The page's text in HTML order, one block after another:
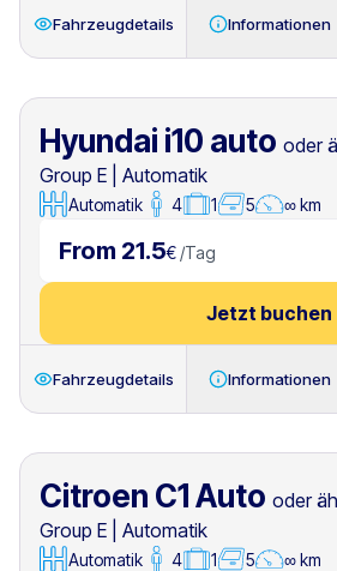
Fahrzeugdetails Informationen
Hyundai i10 auto oder
Group E
Automatik
Automatik 4 1 5 ∞ km
From 21.5€ /Tag
Jetzt buchen
Fahrzeugdetails Informationen
Citroen C1 Auto oder
Group E
Automatik
Automatik 4 1 5 ∞ km